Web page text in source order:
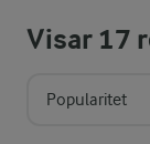
Visar17
Popularitet